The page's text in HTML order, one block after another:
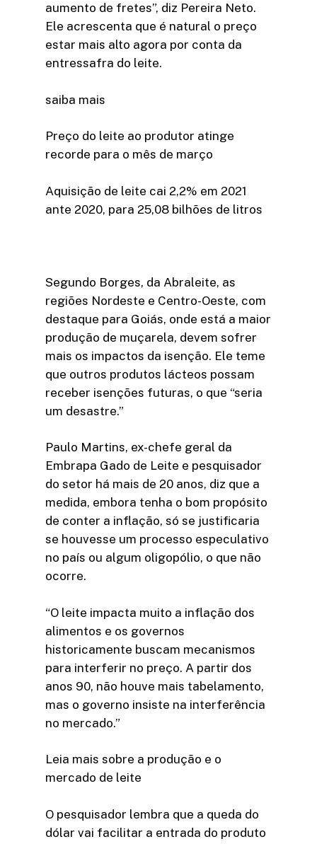
aumento de fretes”, diz Pereira Neto.
Ele acrescenta que é natural o preço
estar mais alto agora por conta da
entressafra do leite.
saiba mais
Preço do leite ao produtor atinge
recorde para o mês de março
Aquisição de leite cai 2,2% em 2021
ante 2020, para 25,08 bilhões de litros
Segundo Borges, da Abraleite, as
regiões Nordeste e Centro-Oeste, com
destaque para Goiás, onde está a maior
produção de muçarela, devem sofrer
mais os impactos da isenção. Ele teme
que outros produtos lácteos possam
receber isenções futuras, o que “seria
um desastre.”
Paulo Martins, ex-chefe geral da
Embrapa Gado de Leite e pesquisador
do setor há mais de 20 anos, diz que a
medida, embora tenha o bom propósito
de conter a inflação, só se justificaria
se houvesse um processo especulativo
no país ou algum oligopólio, o que não
ocorre.
“O leite impacta muito a inflação dos
alimentos e os governos
historicamente buscam mecanismos
para interferir no preço. A partir dos
anos 90, não houve mais tabelamento,
mas o governo insiste na interferência
no mercado.”
Leia mais sobre a produção e o
mercado de leite
O pesquisador lembra que a queda do
dólar vai facilitar a entrada do produto